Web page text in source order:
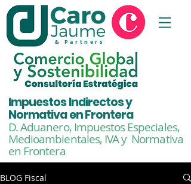
& Partners
Impuestos Indirectos y
Normativa en Frontera
D. Aduanero, Impuestos Especiales,
Medioambientales,IVA y Normativa
en Frontera
BLOG Fiscal